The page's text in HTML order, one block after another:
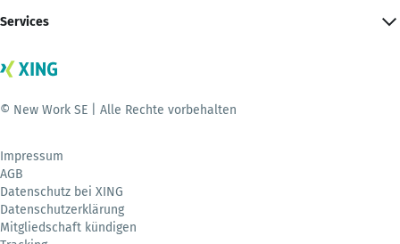
Services
© New Work SE | Alle Rechte vorbehalten
Impressum
AGB
Datenschutz bei XING
Datenschutzerklärung
Mitgliedschaft kündigen